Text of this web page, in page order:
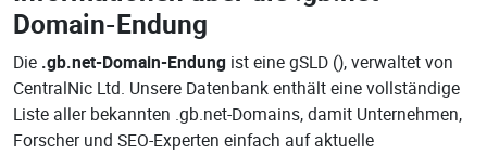
Domain-Endung
Die .gb.net-Domain-Endung ist eine gSLD (), verwaltet von
CentralNic Ltd. Unsere Datenbank enthält eine vollständige
Liste aller bekannten .gb.net-Domains, damit Unternehmen,
Forscher und SEO-Experten einfach auf aktuelle